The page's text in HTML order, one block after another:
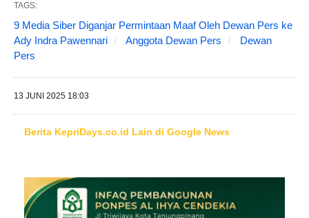
TAGS:
9 Media Siber Diganjar Permintaan Maaf Oleh Dewan Pers ke
Ady Indra Pawennari
Anggota Dewan Pers
Dewan
Pers
13 JUNI 2025 18:03
Berita KepriDays.co.id Lain di Google News